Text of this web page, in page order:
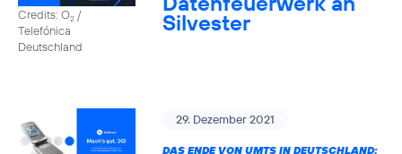
Credits: O2 /
Telefónica
Deutschland
Silvester
29. Dezember 2021
DAS ENDE VON UMTS IN DEUTSCHLAND: